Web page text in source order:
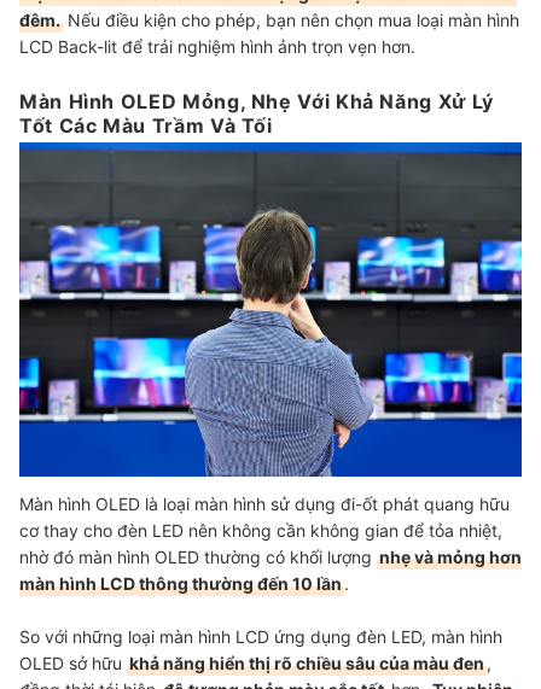
đêm. Nếu điều kiện cho phép, bạn nên chọn mua loại màn hình
LCD Back-lit để trải nghiệm hình ảnh trọn vẹn hơn.
Màn Hình OLED Mỏng, Nhẹ Với Khả Năng Xử Lý
Tốt Các Màu Trầm Và Tối
Màn hình OLED là loại màn hình sử dụng đi-ốt phát quang hữu
cơ thay cho đèn LED nên không cần không gian để tỏa nhiệt,
nhờ đó màn hình OLED thường có khối lượng nhẹ và mỏng hơn
màn hình LCD thông thường đến 10 lần.
So với những loại màn hình LCD ứng dụng đèn LED, màn hình
OLED sở hữu khả năng hiển thị rõ chiều sâu của màu đen,